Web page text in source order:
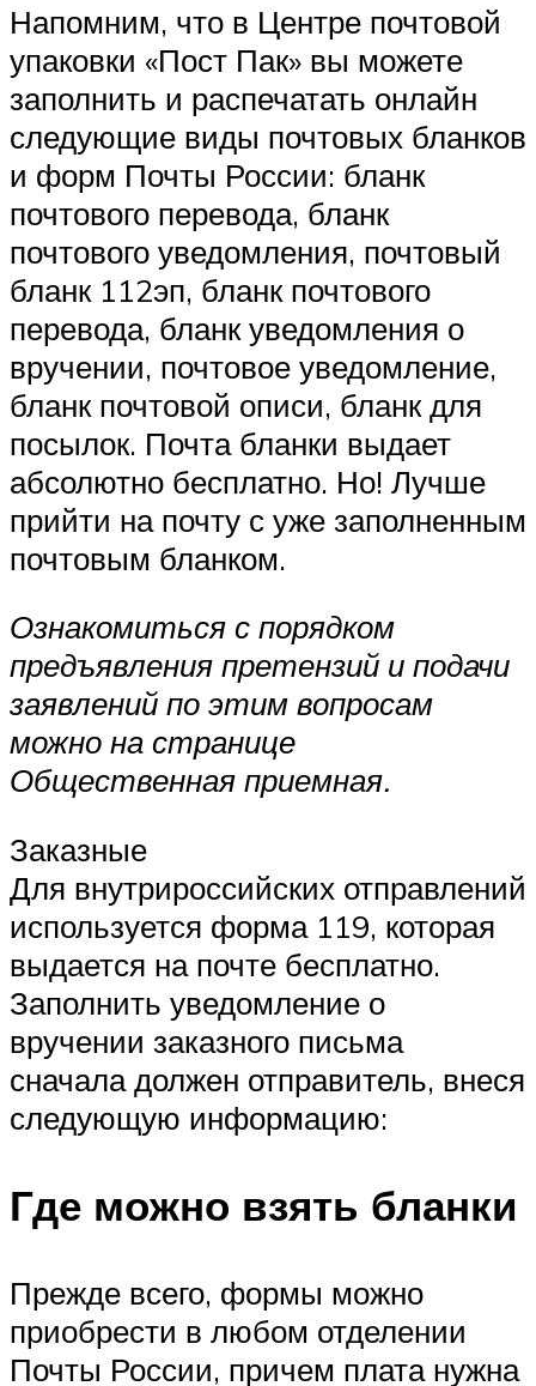
Напомним, что в Центре почтовой
упаковки «Пост Пак» вы можете
заполнить и распечатать онлайн
следующие виды почтовых бланков
и форм Почты России: бланк
почтового перевода, бланк
почтового уведомления, почтовый
бланк 112эп, бланк почтового
перевода, бланк уведомления о
вручении, почтовое уведомление,
бланк почтовой описи, бланк для
посылок. Почта бланки выдает
абсолютно бесплатно. Но! Лучше
прийти на почту с уже заполненным
почтовым бланком.
Ознакомиться с порядком
предъявления претензий и подачи
заявлений по этим вопросам
можно на странице
Общественная приемная.
Заказные
Для внутрироссийских отправлений
используется форма 119, которая
выдается на почте бесплатно.
Заполнить уведомление о
вручении заказного письма
сначала должен отправитель, внеся
следующую информацию:
Где можно взять бланки
Прежде всего, формы можно
приобрести в любом отделении
Почты России, причем плата нужна